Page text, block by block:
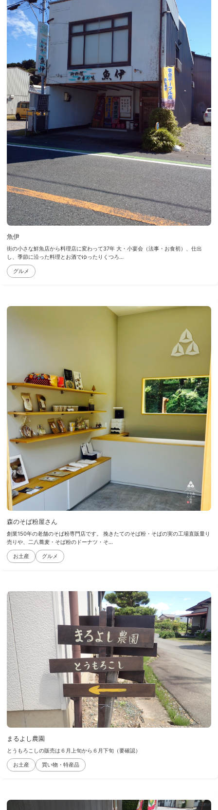
魚伊
街の小さな鮮魚店から料理店に変わって37年 大・小宴会（法事・お食初）、仕出
し、季節に沿った料理とお酒でゆったりくつろ...
グルメ
森のそば粉屋さん
創業150年の老舗のそば粉専門店です。 挽きたてのそば粉・そばの実の工場直販量り
売りや、二八蕎麦・そば粉のドーナツ・そ...
お土産 グルメ
まるよし農園
とうもろこしの販売は６月上旬から６月下旬（要確認）
お土産 買い物・特産品